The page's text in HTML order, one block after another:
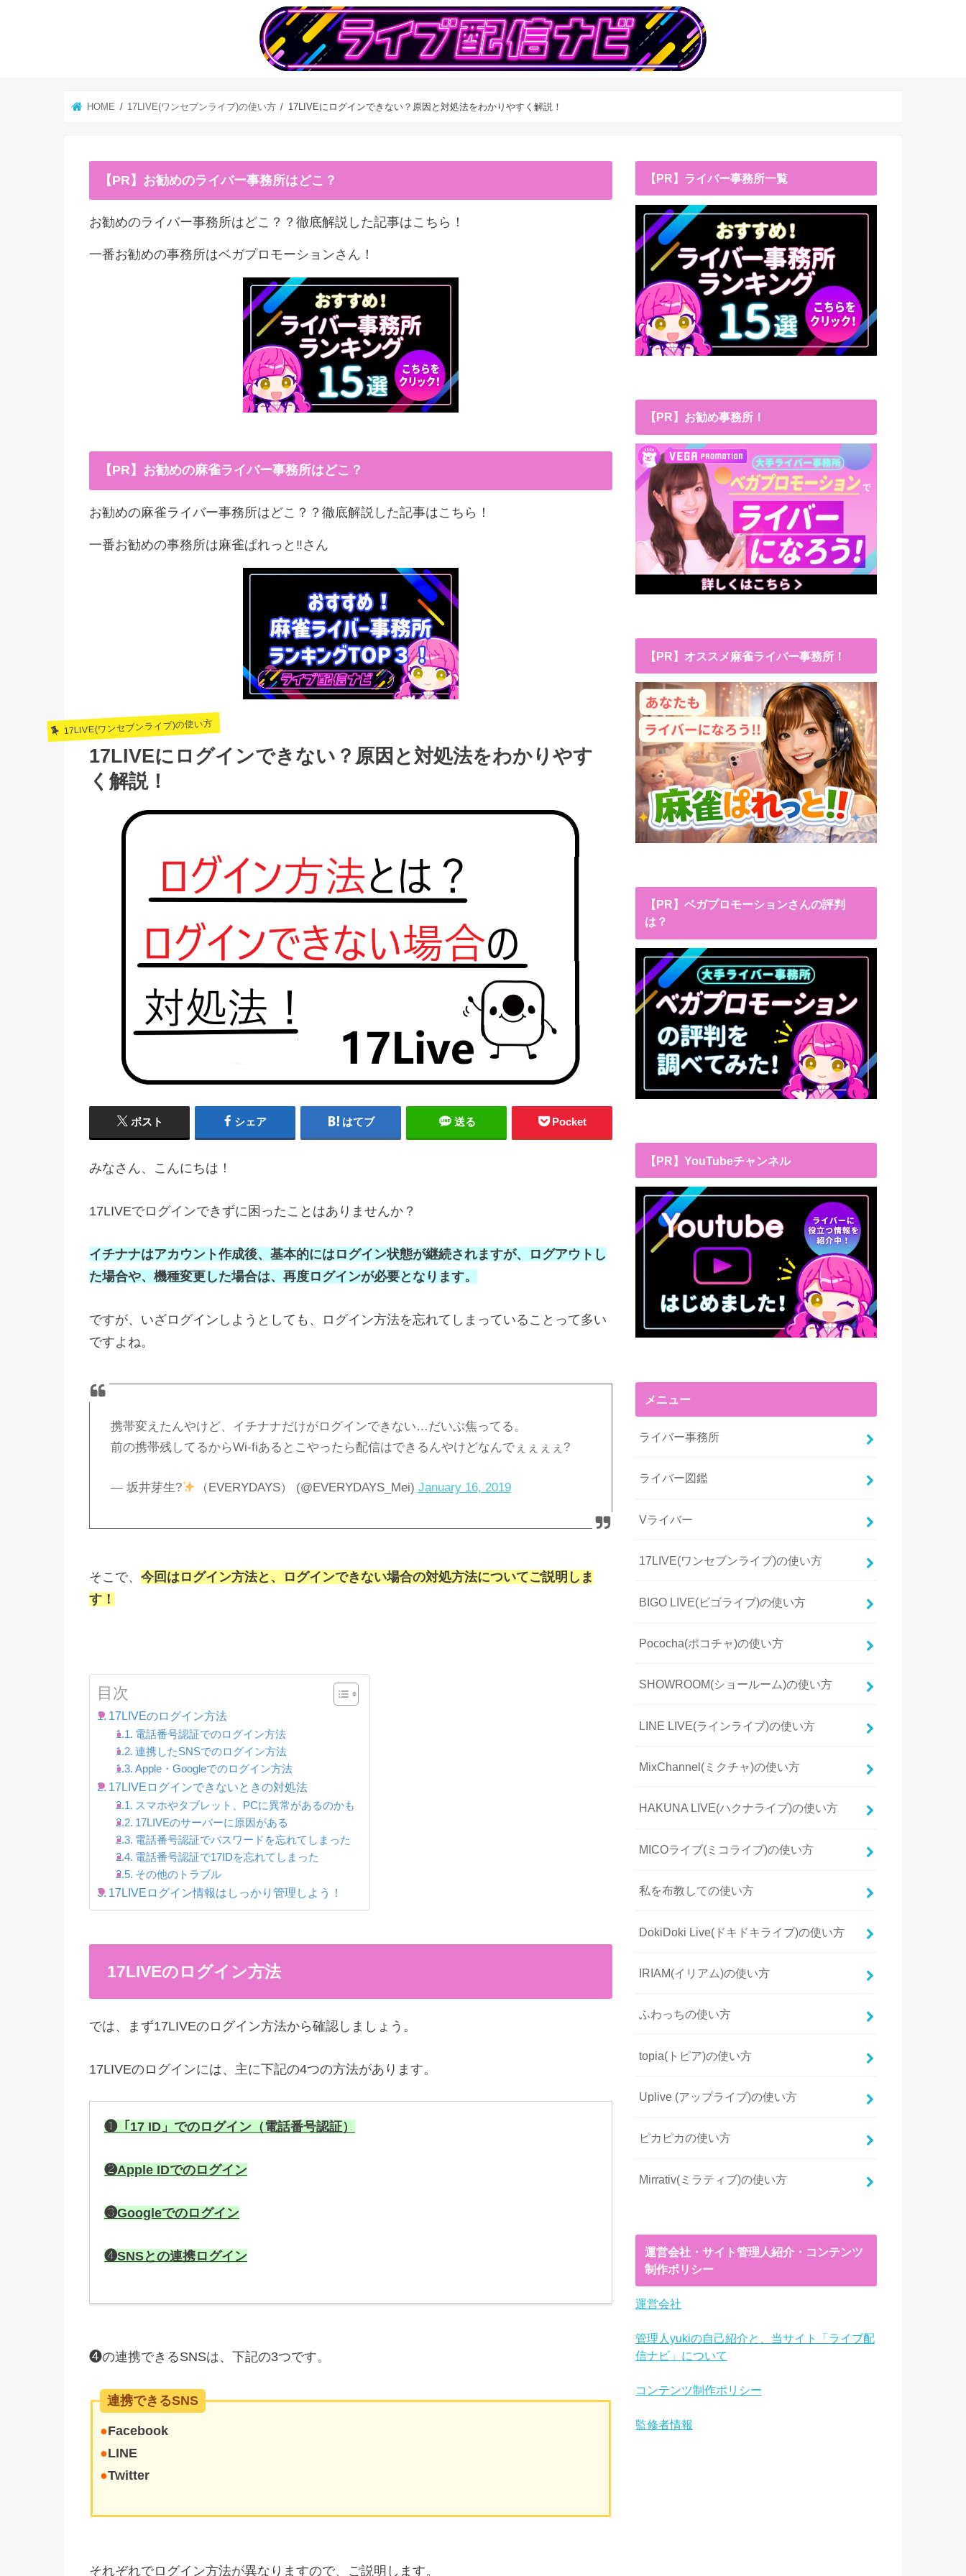
HOME 17LIVE(ワンセブンライブ)の使い方 17LIVEにログインできない？原因と対処法をわかりやすく解説！
【PR】お勧めのライバー事務所はどこ？
お勧めのライバー事務所はどこ？？徹底解説した記事はこちら！
一番お勧めの事務所はベガプロモーションさん！
【PR】お勧めの麻雀ライバー事務所はどこ？
お勧めの麻雀ライバー事務所はどこ？？徹底解説した記事はこちら！
一番お勧めの事務所は麻雀ぱれっと‼︎さん
17LIVE(ワンセブンライブ)の使い方
17LIVEにログインできない？原因と対処法をわかりやす
く解説！
ポスト シェア はてブ 送る Pocket
みなさん、こんにちは！
17LIVEでログインできずに困ったことはありませんか？
イチナナはアカウント作成後、基本的にはログイン状態が継続されますが、ログアウトし
た場合や、機種変更した場合は、再度ログインが必要となります。
ですが、いざログインしようとしても、ログイン方法を忘れてしまっていることって多い
ですよね。
携帯変えたんやけど、イチナナだけがログインできない…だいぶ焦ってる。
前の携帯残してるからWi-fiあるとこやったら配信はできるんやけどなんでぇぇぇぇ?
— 坂井芽生? （EVERYDAYS） (@EVERYDAYS_Mei) January 16, 2019
そこで、 今回はログイン方法と、ログインできない場合の対処方法についてご説明しま
す！
目次
17LIVEのログイン方法
電話番号認証でのログイン方法
連携したSNSでのログイン方法
Apple・Googleでのログイン方法
17LIVEログインできないときの対処法
スマホやタブレット、PCに異常があるのかも
17LIVEのサーバーに原因がある
電話番号認証でパスワードを忘れてしまった
電話番号認証で17IDを忘れてしまった
その他のトラブル
17LIVEログイン情報はしっかり管理しよう！
17LIVEのログイン方法
では、まず17LIVEのログイン方法から確認しましょう。
17LIVEのログインには、主に下記の4つの方法があります。
❶「17 ID」でのログイン（電話番号認証）
❷Apple IDでのログイン
❸Googleでのログイン
❹SNSとの連携ログイン
❹の連携できるSNSは、下記の3つです。
連携できるSNS
●Facebook
●LINE
●Twitter
それぞれでログイン方法が異なりますので、ご説明します。
【PR】ライバー事務所一覧
【PR】お勧め事務所！
【PR】オススメ麻雀ライバー事務所！
【PR】ベガプロモーションさんの評判
は？
【PR】YouTubeチャンネル
メニュー
ライバー事務所
ライバー図鑑
Vライバー
17LIVE(ワンセブンライブ)の使い方
BIGO LIVE(ビゴライブ)の使い方
Pococha(ポコチャ)の使い方
SHOWROOM(ショールーム)の使い方
LINE LIVE(ラインライブ)の使い方
MixChannel(ミクチャ)の使い方
HAKUNA LIVE(ハクナライブ)の使い方
MICOライブ(ミコライブ)の使い方
私を布教しての使い方
DokiDoki Live(ドキドキライブ)の使い方
IRIAM(イリアム)の使い方
ふわっちの使い方
topia(トピア)の使い方
Uplive (アップライブ)の使い方
ピカピカの使い方
Mirrativ(ミラティブ)の使い方
運営会社・サイト管理人紹介・コンテンツ
制作ポリシー
運営会社
管理人yukiの自己紹介と、当サイト「ライブ配
信ナビ」について
コンテンツ制作ポリシー
監修者情報